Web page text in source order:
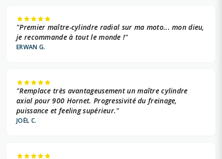
"Premier maître-cylindre radial sur ma moto... mon dieu,
je recommande à tout le monde !"
ERWAN G.
"Remplace très avantageusement un maître cylindre
axial pour 900 Hornet. Progressivité du freinage,
puissance et feeling supérieur."
JOËL C.